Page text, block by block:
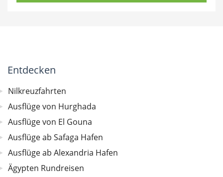
Entdecken
Nilkreuzfahrten
Ausflüge von Hurghada
Ausflüge von El Gouna
Ausflüge ab Safaga Hafen
Ausflüge ab Alexandria Hafen
Ägypten Rundreisen